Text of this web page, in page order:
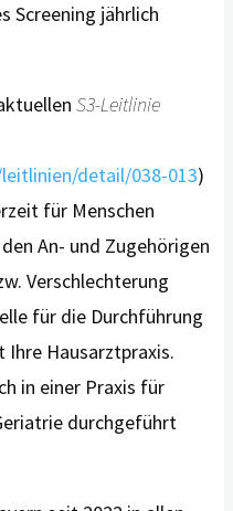
Screening jährlich
S3-Leitlinie
detail/038-013)
für Menschen
An- und Zugehörigen
Verschlechterung
für die Durchführung
Ihre Hausarztpraxis.
in einer Praxis für
durchgeführt